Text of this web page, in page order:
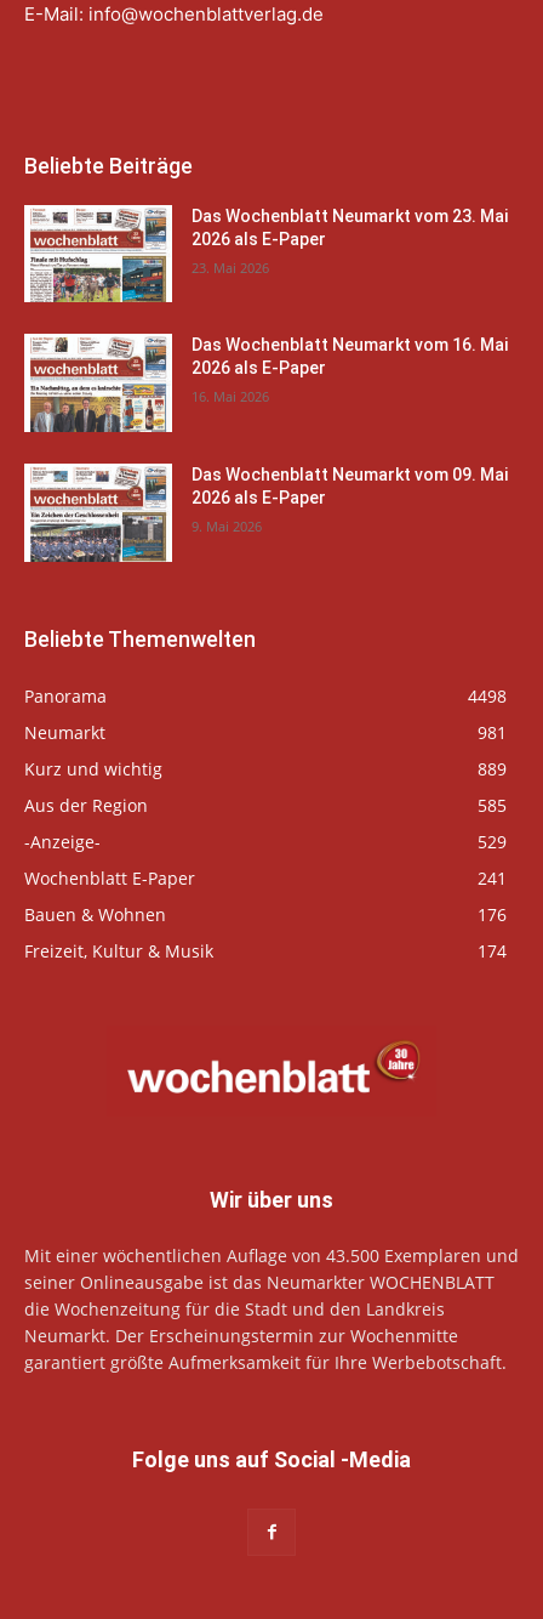
E-Mail: info@wochenblattverlag.de
Beliebte Beiträge
Das Wochenblatt Neumarkt vom 23. Mai
2026 als E-Paper
23. Mai 2026
Das Wochenblatt Neumarkt vom 16. Mai
2026 als E-Paper
16. Mai 2026
Das Wochenblatt Neumarkt vom 09. Mai
2026 als E-Paper
9. Mai 2026
Beliebte Themenwelten
Panorama
4498
Neumarkt
981
Kurz und wichtig
889
Aus der Region
585
-Anzeige-
529
Wochenblatt E-Paper
241
Bauen & Wohnen
176
Freizeit, Kultur & Musik
174
Wir über uns
Mit einer wöchentlichen Auflage von 43.500 Exemplaren und
seiner Onlineausgabe ist das Neumarkter WOCHENBLATT
die Wochenzeitung für die Stadt und den Landkreis
Neumarkt. Der Erscheinungstermin zur Wochenmitte
garantiert größte Aufmerksamkeit für Ihre Werbebotschaft.
Folge uns auf Social -Media